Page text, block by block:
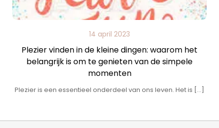
14 april 2023
Plezier vinden in de kleine dingen: waarom het
belangrijk is om te genieten van de simpele
momenten
Plezier is een essentieel onderdeel van ons leven. Het is […]